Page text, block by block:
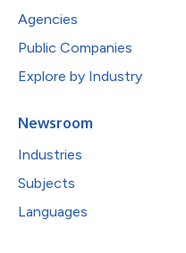
Agencies
Public Companies
Explore by Industry
Newsroom
Industries
Subjects
Languages